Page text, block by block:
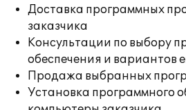
Доставка программных
заказчика
Консультации по выбору
обеспечения и вариантов
Продажа выбранных
Установка программного